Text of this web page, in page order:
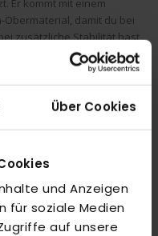
Über Cookies
und Anzeigen
für soziale Medien
auf unsere
Er kommt mit einem
damit du bei
zusätzliche Stabilität hast,
bei jeder Aktivität für
rundet